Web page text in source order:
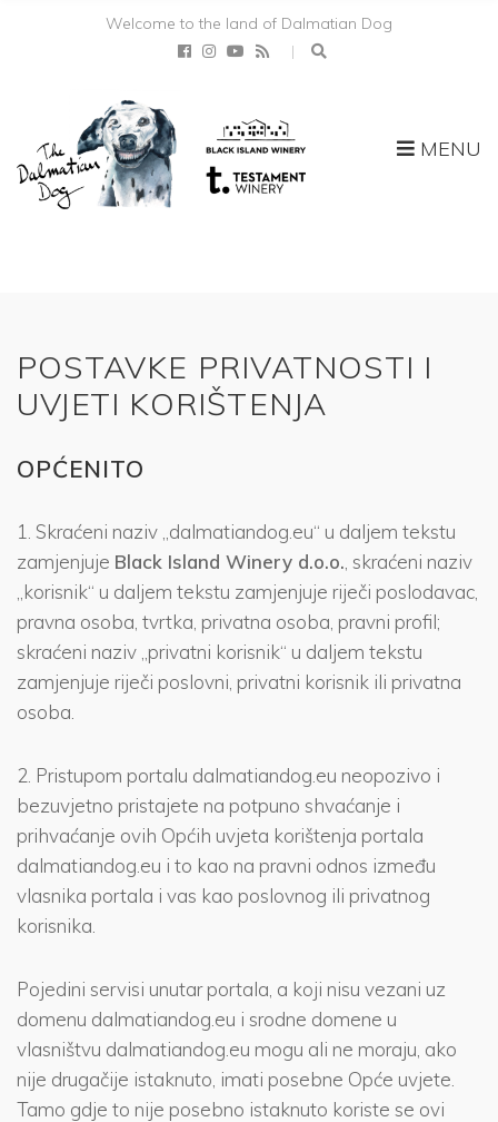
Welcome to the land of Dalmatian Dog
MENU
POSTAVKE PRIVATNOSTI I
UVJETI KORIŠTENJA
OPĆENITO
1. Skraćeni naziv „dalmatiandog.eu“ u daljem tekstu
zamjenjuje Black Island Winery d.o.o. , skraćeni naziv
„korisnik“ u daljem tekstu zamjenjuje riječi poslodavac,
pravna osoba, tvrtka, privatna osoba, pravni profil;
skraćeni naziv „privatni korisnik“ u daljem tekstu
zamjenjuje riječi poslovni, privatni korisnik ili privatna
osoba.
2. Pristupom portalu dalmatiandog.eu neopozivo i
bezuvjetno pristajete na potpuno shvaćanje i
prihvaćanje ovih Općih uvjeta korištenja portala
dalmatiandog.eu i to kao na pravni odnos između
vlasnika portala i vas kao poslovnog ili privatnog
korisnika.
Pojedini servisi unutar portala, a koji nisu vezani uz
domenu dalmatiandog.eu i srodne domene u
vlasništvu dalmatiandog.eu mogu ali ne moraju, ako
nije drugačije istaknuto, imati posebne Opće uvjete.
Tamo gdje to nije posebno istaknuto koriste se ovi